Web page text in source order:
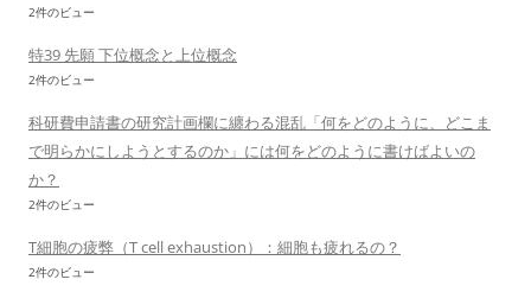
2件のビュー
特39 先願 下位概念と上位概念
2件のビュー
科研費申請書の研究計画欄に纏わる混乱「何をどのように、どこま
で明らかにしようとするのか」には何をどのように書けばよいの
か？
2件のビュー
T細胞の疲弊（T cell exhaustion）：細胞も疲れるの？
2件のビュー